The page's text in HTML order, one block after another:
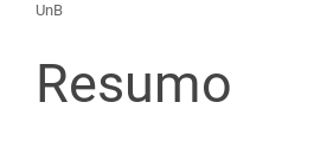
artigo
principal
UnB
Resumo